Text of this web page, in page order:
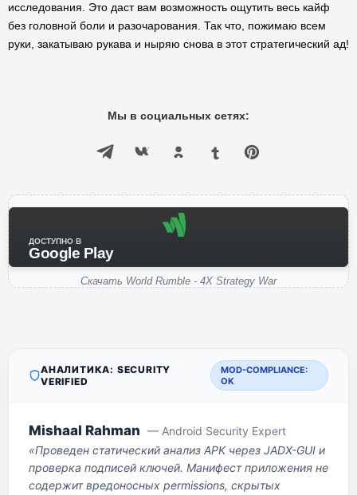
исследования. Это даст вам возможность ощутить весь кайф
без головной боли и разочарования. Так что, пожимаю всем
руки, закатываю рукава и ныряю снова в этот стратегический ад!
Мы в социальных сетях:
ДОСТУПНО В
Google Play
Скачать World Rumble - 4X Strategy War
АНАЛИТИКА: SECURITY
VERIFIED
MOD-COMPLIANCE:
OK
Mishaal Rahman — Android Security Expert
«Проведен статический анализ APK через JADX-GUI и
проверка подписей ключей. Манифест приложения не
содержит вредоносных permissions, скрытых